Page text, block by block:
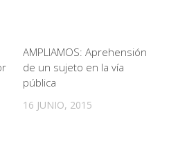
AMPLIAMOS: Aprehensión
de un sujeto en la vía
pública
16 JUNIO, 2015